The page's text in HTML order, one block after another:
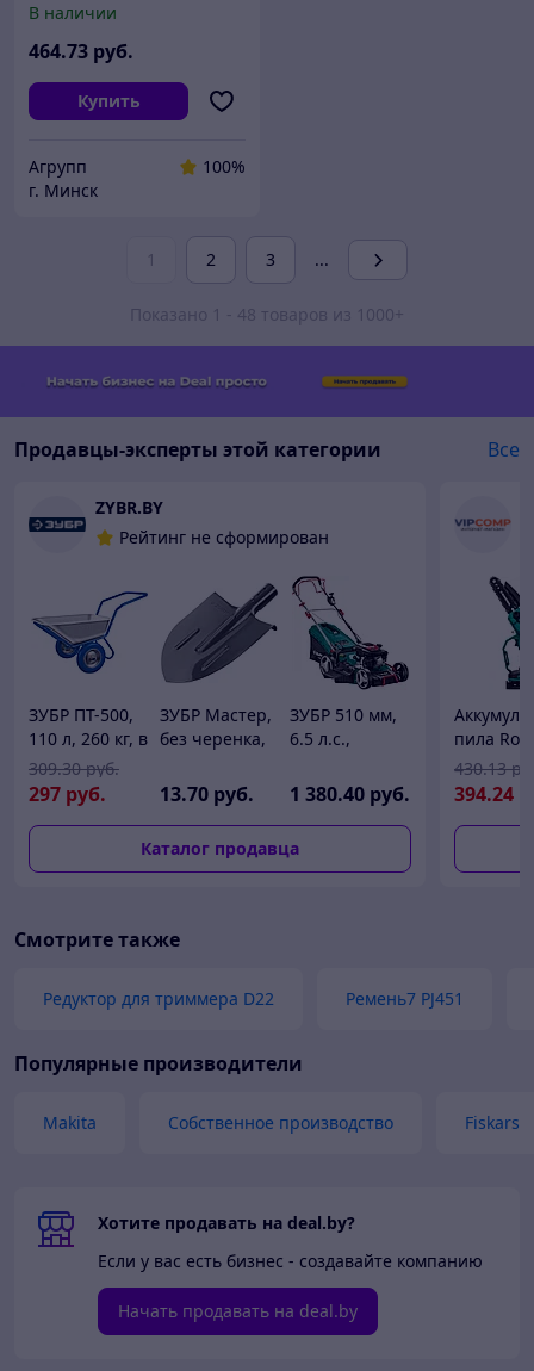
В наличии
464.73 руб.
Купить
Агрупп
100%
г. Минск
1 2 3 ...
Показано 1 - 48 товаров из 1000+
Продавцы-эксперты этой категории Все
ZYBR.BY
Рейтинг не сформирован
ЗУБР ПТ-500,
110 л, 260 кг, в
коробке,
двухколесная,
П-образная
ручка,
полиуретановые
297 руб.
309.30 руб.
ЗУБР Мастер,
без черенка,
лопата, тип
закаленное
полотно с
13.70 руб.
ЗУБР 510 мм,
6.5 л.с.,
самоходная
газонокосилка
(ГБС-510)
1 380.40 руб.
Каталог продавца
пила
Cutter
мя АКБ,
394.24
430.13
Смотрите также
Редуктор для триммера D22 Ремень7 PJ451
Популярные производители
Makita Собственное производство Fiskars
Хотите продавать на deal.by?
Если у вас есть бизнес - создавайте компанию
Начать продавать на deal.by